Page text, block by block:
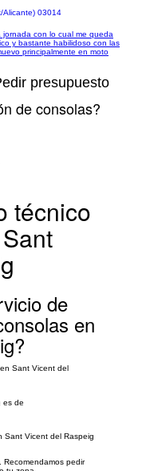
Alicante) 03014
con lo cual me queda
y bastante habilidoso con las
principalmente en moto
presupuesto
de consolas?
técnico
de
en
Sant Vicent del
es de
Sant Vicent del Raspeig
Recomendamos pedir